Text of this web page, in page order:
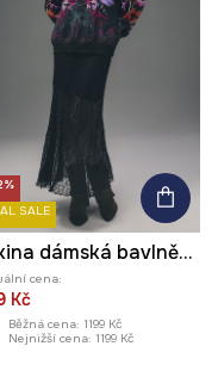
SALE
Mikina dámská bavlněná
cena:
Kč
Běžná cena: 1199 Kč
Nejnižší cena: 1199 Kč